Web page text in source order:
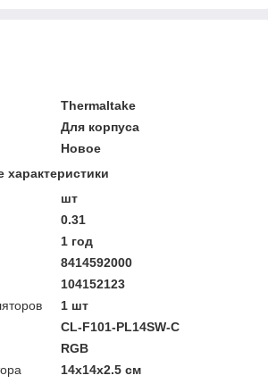
Thermaltake
Для корпуса
Новое
характеристики
шт
0.31
1 год
8414592000
104152123
1 шт
CL-F101-PL14SW-C
RGB
14x14x2.5 см